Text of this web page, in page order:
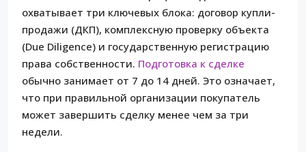
охватывает три ключевых блока: договор купли-
продажи (ДКП), комплексную проверку объекта
(Due Diligence) и государственную регистрацию
права собственности. Подготовка к сделке
обычно занимает от 7 до 14 дней. Это означает,
что при правильной организации покупатель
может завершить сделку менее чем за три
недели.